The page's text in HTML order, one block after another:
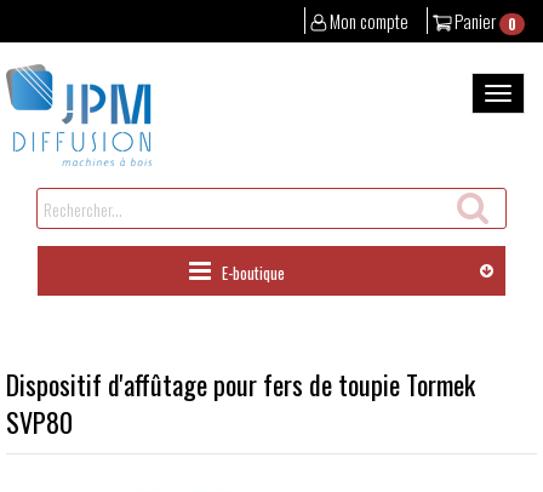
Panier 0
Mon compte
au
contenu
la
Rechercher
un
produit
E-boutique
Dispositif d'affûtage pour fers de toupie Tormek
SVP80